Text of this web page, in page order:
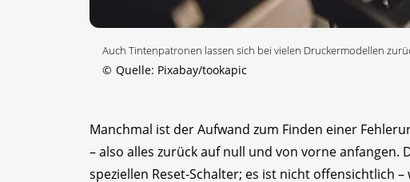
Auch Tintenpatronen lassen sich bei vielen Druckermodellen
© Quelle: Pixabay/tookapic
Manchmal ist der Aufwand zum Finden einer
– also alles zurück auf null und von vorne anfangen.
speziellen Reset-Schalter; es ist nicht offensichtlich